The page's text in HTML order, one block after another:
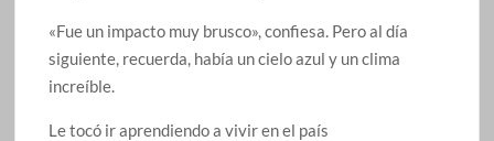
«Fue un impacto muy brusco», confiesa. Pero al día
siguiente, recuerda, había un cielo azul y un clima
increíble.
Le tocó ir aprendiendo a vivir en el país